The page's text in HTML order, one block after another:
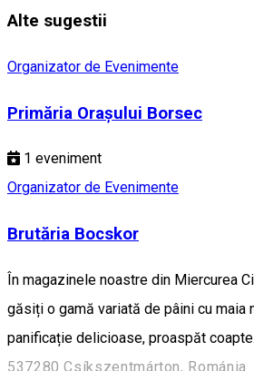
Alte sugestii
Organizator de Evenimente
Primăria Orașului Borsec
1 eveniment
Organizator de Evenimente
Brutăria Bocskor
În magazinele noastre din Miercurea
găsiți o gamă variată de pâini cu maia
panificație delicioase, proaspăt coapte.
537280 Csíkszentmárton, Románia